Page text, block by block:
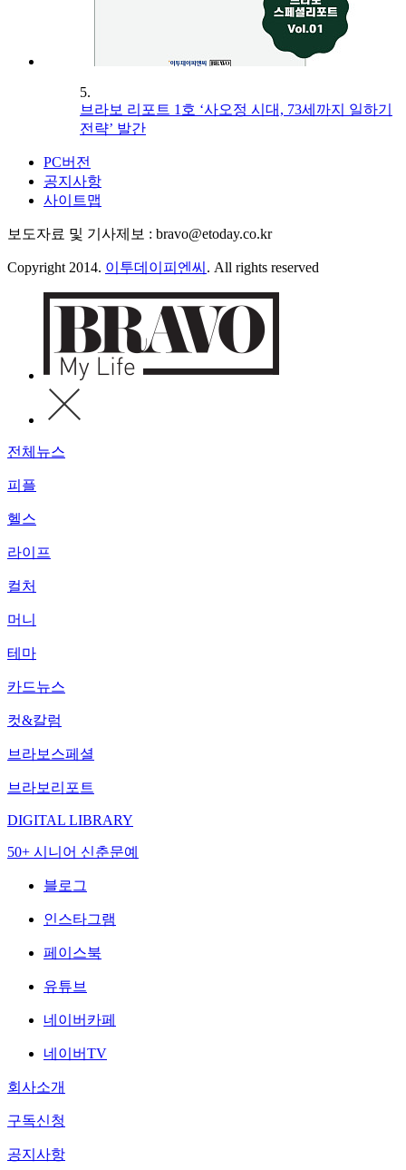
5.
브라보 리포트 1호 ‘사오정 시대, 73세까지 일하기
전략’ 발간
PC버전
공지사항
사이트맵
보도자료 및 기사제보 : bravo@etoday.co.kr
Copyright 2014. 이투데이피엔씨 . All rights reserved
전체뉴스
피플
헬스
라이프
컬처
머니
테마
카드뉴스
컷&칼럼
브라보스페셜
브라보리포트
DIGITAL LIBRARY
50+ 시니어 신춘문예
블로그
인스타그램
페이스북
유튜브
네이버카페
네이버TV
회사소개
구독신청
공지사항